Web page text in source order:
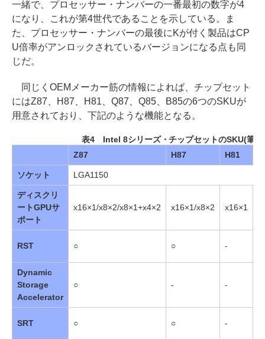
一緒で、プロセッサー・ナンバーの一番最初の数字が4
になり、これが第4世代であることを示している。ま
た、プロセッサー・ナンバーの最後にKが付く製品はCP
U倍率がアンロックされているバージョンになる点も同
じだ。
同じくOEMメーカー筋の情報によれば、チップセット
にはZ87、H87、H81、Q87、Q85、B85の6つのSKUが
用意されており、下記のような機能となる。
表4 Intel 8シリーズ・チップセットのSKU(筆者
Z87
H87 H81
ソケット LGA1150
ディスクリ
ートGPUサ
ポート
x16×1/x8×2/x8×1+x4×2 x16×1/x8×2 x16×1
RST ○ ○ -
Dynamic
Storage
Accelerator
○ - -
SRT ○ ○ -